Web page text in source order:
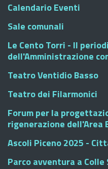
Calendario Eventi
Sale comunali
Le Cento Torri - Il
dell'Amministrazione
Teatro Ventidio Basso
Teatro dei Filarmonici
Forum per la
rigenerazione dell'Area
Ascoli Piceno 2025 -
Parco avventura a Colle